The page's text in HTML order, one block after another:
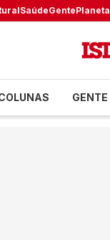
SaúdeGentePlaneta
GENTE